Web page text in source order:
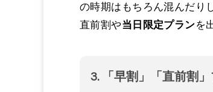
の時期はもちろん混んだり
直前割や当日限定プランを
3. 「早割」「直前割